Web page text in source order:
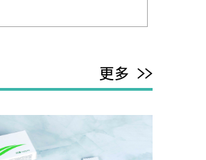
更多 >>